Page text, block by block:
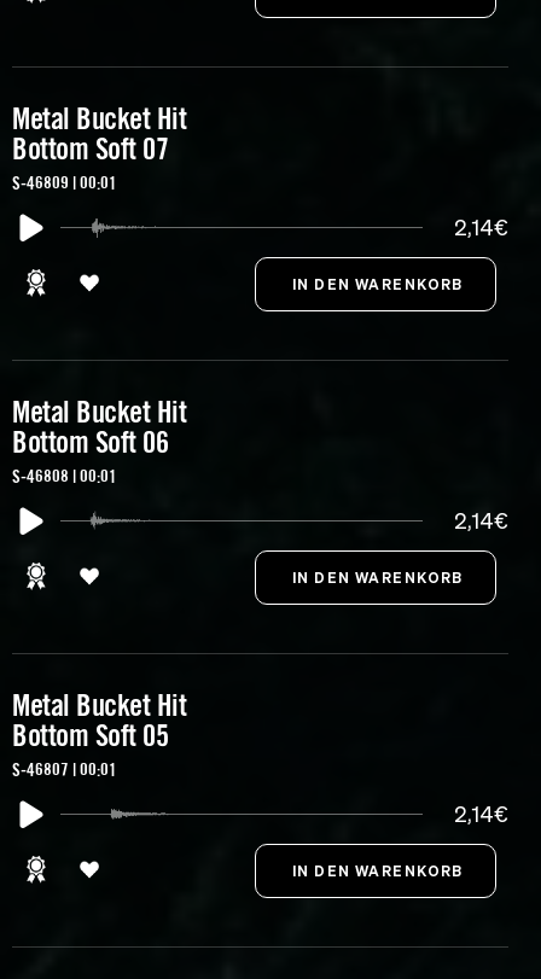
Metal Bucket Hit
Bottom Soft 07
S-46809 | 00:01
2,14€
Metal Bucket Hit
Bottom Soft 06
S-46808 | 00:01
2,14€
Metal Bucket Hit
Bottom Soft 05
S-46807 | 00:01
2,14€